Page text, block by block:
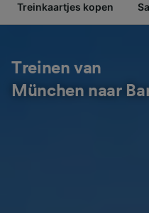
Treinkaartjes kopen
Treinen van
München naar